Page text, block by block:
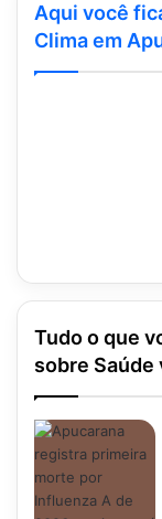
Aqui você
Clima em
Tudo o que
sobre Saúde